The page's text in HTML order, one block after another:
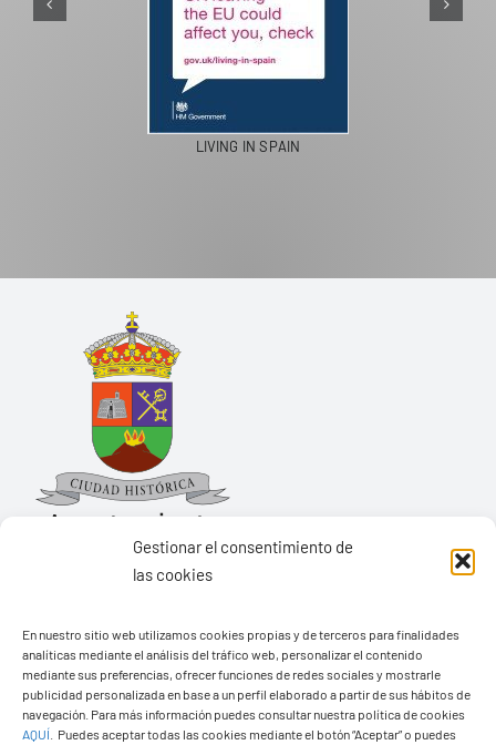
Gestionar el consentimiento de
las cookies
En nuestro sitio web utilizamos cookies propias y de terceros para finalidades
analíticas mediante el análisis del tráfico web, personalizar el contenido
mediante sus preferencias, ofrecer funciones de redes sociales y mostrarle
publicidad personalizada en base a un perfil elaborado a partir de sus hábitos de
navegación. Para más información puedes consultar nuestra política de cookies
AQUÍ
Puedes aceptar todas las cookies mediante el botón “Aceptar” o puedes
PASEOS EN CAMELLO
Pza. de Los Remedios, 1
35570 – Yaiza
Tel:928 83 62 20